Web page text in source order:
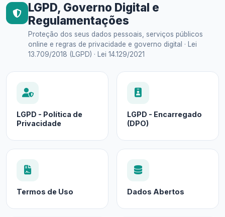
LGPD, Governo Digital e
Regulamentações
Proteção dos seus dados pessoais, serviços públicos
online e regras de privacidade e governo digital · Lei
13.709/2018 (LGPD) · Lei 14.129/2021
LGPD - Política de
Privacidade
LGPD - Encarregado
(DPO)
Termos de Uso Dados Abertos